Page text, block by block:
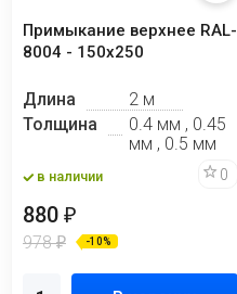
Примыкание верхнее RAL-
8004 - 150x250
Длина
2 м
Толщина
0.4 мм , 0.45
мм , 0.5 мм
в наличии 0
880 ₽
978₽ -10%